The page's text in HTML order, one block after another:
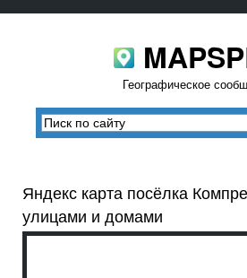
Географическое
Яндекс карта посёлка
улицами и домами